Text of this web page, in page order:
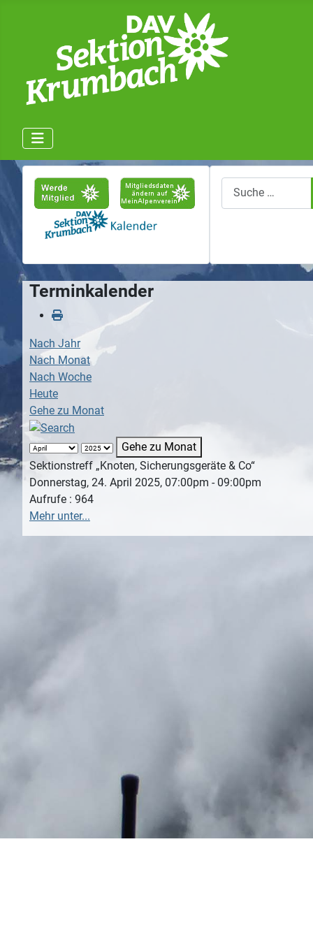
Terminkalender
Nach Jahr
Nach Monat
Nach Woche
Heute
Gehe zu Monat
Gehe zu Monat
Sektionstreff „Knoten, Sicherungsgeräte & Co“
Donnerstag, 24. April 2025, 07:00pm - 09:00pm
Aufrufe : 964
Mehr unter...